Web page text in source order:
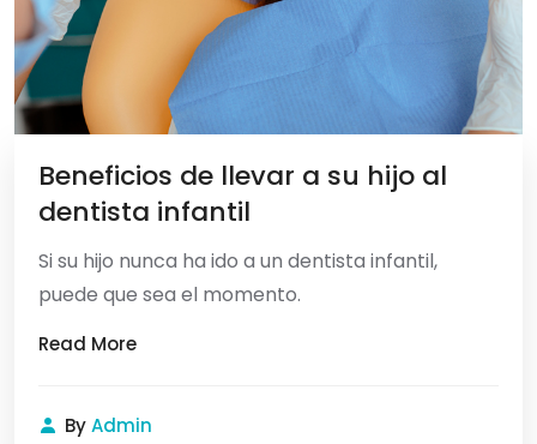
Beneficios de llevar a su hijo al
dentista infantil
Si su hijo nunca ha ido a un dentista infantil,
puede que sea el momento.
Read More
ByAdmin